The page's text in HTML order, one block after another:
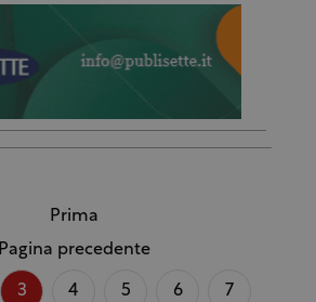
Prima
Pagina precedente
3 4 5 6 7